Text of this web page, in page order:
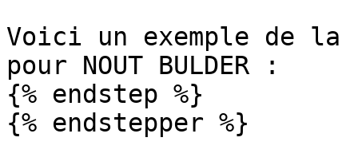
Voici un exemple de
pour NOUT BULDER :
{% endstep %}
{% endstepper %}